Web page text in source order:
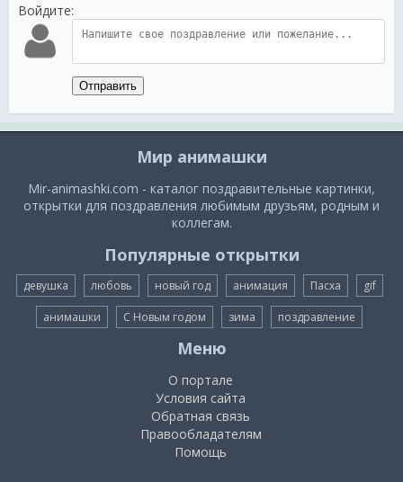
Войдите:
Отправить
Мир анимашки
Mir-animashki.com - каталог поздравительные картинки,
открытки для поздравления любимым друзьям, родным и
коллегам.
Популярные открытки
девушка любовь новый год анимация Пасха gif
анимашки С Новым годом зима поздравление
Меню
О портале
Условия сайта
Обратная связь
Правообладателям
Помощь